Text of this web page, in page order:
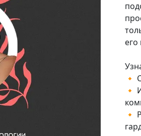
его
🔸
🔸
🔸